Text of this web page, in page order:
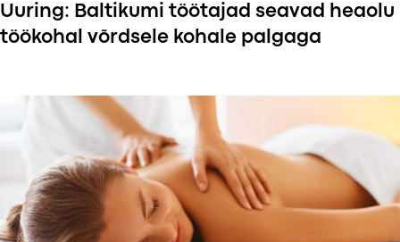
Uuring: Baltikumi töötajad seavad heaolu
töökohal võrdsele kohale palgaga